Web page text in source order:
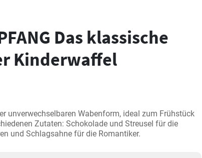
Das klassische
Kinderwaffel
unverwechselbaren Wabenform, ideal zum Frühstück
Zutaten: Schokolade und Streusel für die
und Schlagsahne für die Romantiker.